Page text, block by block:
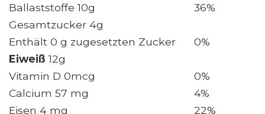
Ballaststoffe 10g
36%
Gesamtzucker 4g
Enthält 0 g zugesetzten Zucker
0%
Eiweiß 12g
Vitamin D 0mcg
0%
Calcium 57 mg
4%
Eisen 4 mg
22%